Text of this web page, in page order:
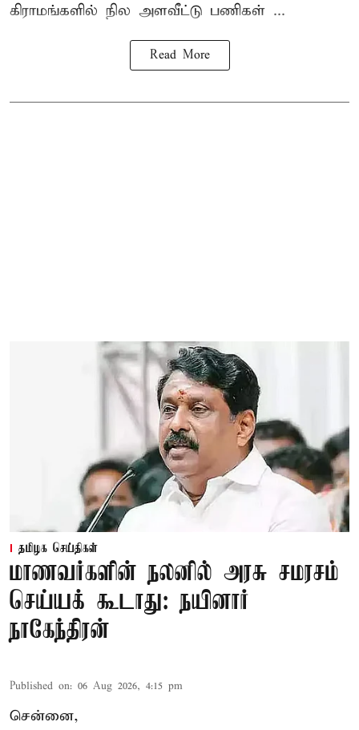
கிராமங்களில் நில அளவீட்டு பணிகள் ...
Read More
தமிழக செய்திகள்
மாணவர்களின் நலனில் அரசு சமரசம்
செய்யக் கூடாது: நயினார்
நாகேந்திரன்
Published on: 06 Aug 2026, 4:15 pm
சென்னை,